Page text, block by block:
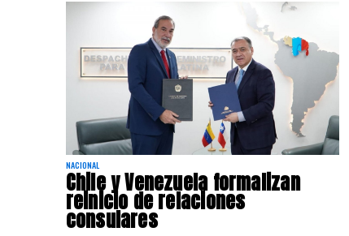
NACIONAL
Chile y Venezuela formalizan
reinicio de relaciones
consulares